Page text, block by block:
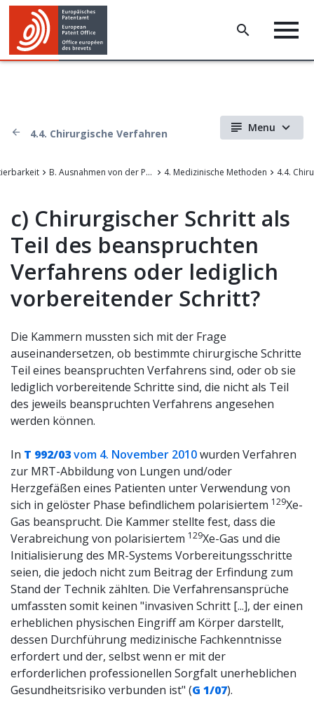
4.4. Chirurgische Verfahren Menu
B. Ausnahmen von der Patentierbarkeit 4. Medizinische Methoden
c) Chirurgischer Schritt als
Teil des beanspruchten
Verfahrens oder lediglich
vorbereitender Schritt?
Die Kammern mussten sich mit der Frage
auseinandersetzen, ob bestimmte chirurgische Schritte
Teil eines beanspruchten Verfahrens sind, oder ob sie
lediglich vorbereitende Schritte sind, die nicht als Teil
des jeweils beanspruchten Verfahrens angesehen
werden können.
In T 992/03vom 4. November 2010wurden Verfahren
zur MRT-Abbildung von Lungen und/oder
Herzgefäßen eines Patienten unter Verwendung von
sich in gelöster Phase befindlichem polarisiertem 129Xe-
Gas beansprucht. Die Kammer stellte fest, dass die
Verabreichung von polarisiertem 129Xe-Gas und die
Initialisierung des MR-Systems Vorbereitungsschritte
seien, die jedoch nicht zum Beitrag der Erfindung zum
Stand der Technik zählten. Die Verfahrensansprüche
umfassten somit keinen "invasiven Schritt [...], der einen
erheblichen physischen Eingriff am Körper darstellt,
dessen Durchführung medizinische Fachkenntnisse
erfordert und der, selbst wenn er mit der
erforderlichen professionellen Sorgfalt unerheblichen
Gesundheitsrisiko verbunden ist" (G 1/07).